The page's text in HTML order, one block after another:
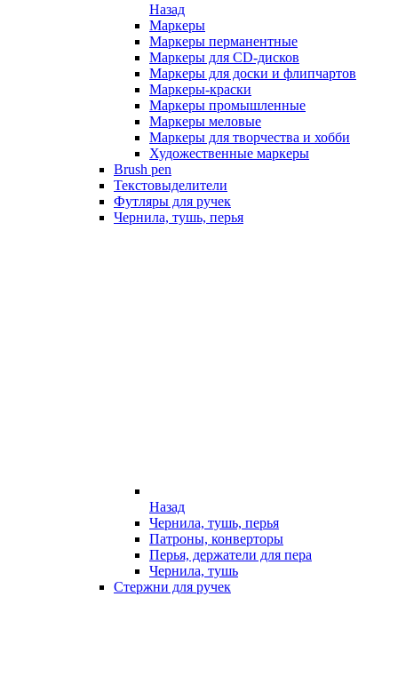
Назад
Маркеры
Маркеры перманентные
Маркеры для CD-дисков
Маркеры для доски и флипчартов
Маркеры-краски
Маркеры промышленные
Маркеры меловые
Маркеры для творчества и хобби
Художественные маркеры
Brush pen
Текстовыделители
Футляры для ручек
Чернила, тушь, перья
Назад
Чернила, тушь, перья
Патроны, конверторы
Перья, держатели для пера
Чернила, тушь
Стержни для ручек